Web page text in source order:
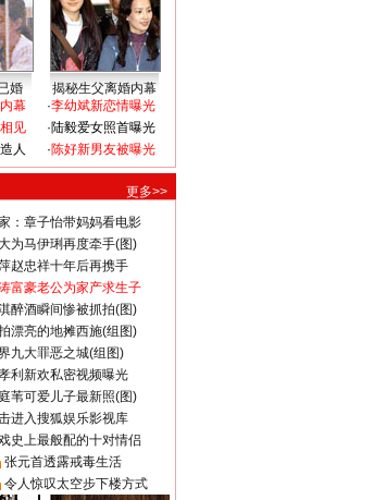
婚
揭秘生父离婚内幕
幕
见
人
·李幼斌新恋情曝光
·陆毅爱女照首曝光
·陈好新男友被曝光
更多>>
：章子怡带妈妈看电影
为马伊琍再度牵手(图)
赵忠祥十年后再携手
富豪老公为家产求生子
醉酒瞬间惨被抓拍(图)
漂亮的地摊西施(组图)
九大罪恶之城(组图)
利新欢私密视频曝光
苇可爱儿子最新照(图)
进入搜狐娱乐影视库
史上最般配的十对情侣
张元首透露戒毒生活
令人惊叹太空步下楼方式